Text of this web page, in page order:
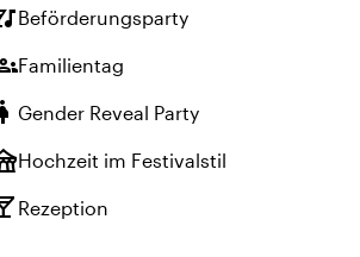
Beförderungsparty
Familientag
pregnant_woman Gender Reveal Party
Hochzeit im Festivalstil
Rezeption